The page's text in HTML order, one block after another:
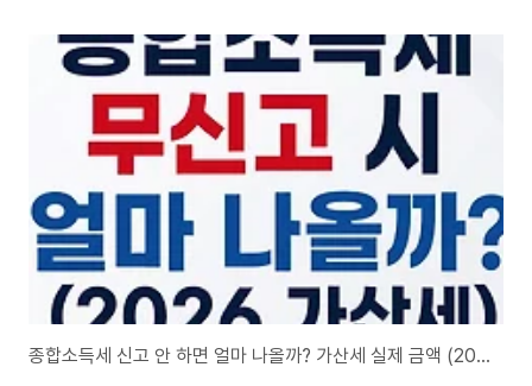
용이잔금일 직전에 한 번에 나온다는 점입니다.법무사 비용 연락 오고,복비 보
내야 하고,취득세까지 동시에 결제하다 보면생각보다 현금이 빠르게 부족해집
니다.오늘은 취득세 외에 실제로 어디서 돈이 빠지는지항목별로 정리해드리겠
습니다.🏠 집 살 때 취득세 외 부대비용 얼마 필요할까?많은 사람들이집값, 계
약금, 취득세까지만 계산합니다.하지만 실..
종합소득세 신고 안 하면 얼마 나올까? 가산세 실제 금액 (2026)